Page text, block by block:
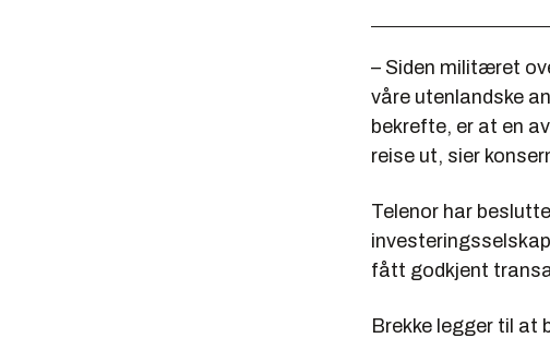
– Siden militæret
våre utenlandske
bekrefte, er at en
reise ut, sier
Telenor har
fått godkjent
Brekke legger til at